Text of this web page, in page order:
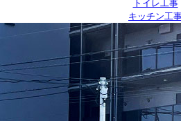
トイレ工事
キッチン工